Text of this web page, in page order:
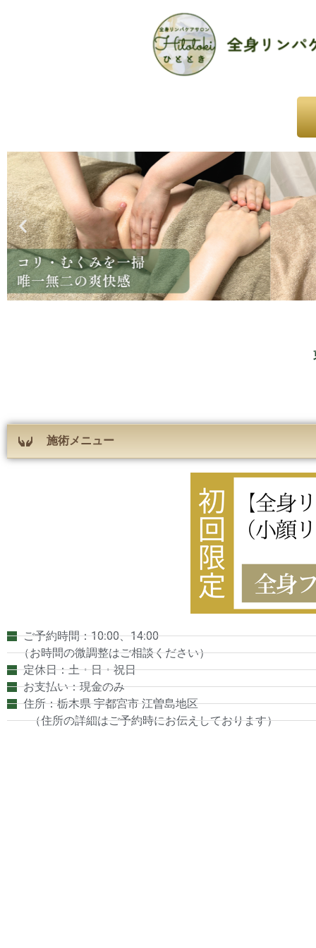
施術メニュー
ご予約時間：10:00、14:00
（お時間の微調整はご相談ください）
定休日：土・日・祝日
お支払い：現金のみ
住所：栃木県 宇都宮市 江曽島地区
（住所の詳細はご予約時にお伝えしております）